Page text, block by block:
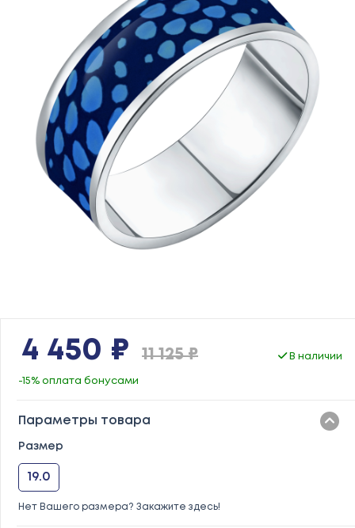
4 450 ₽ 11 125 ₽ В наличии
-15% оплата бонусами
Параметры товара
Размер
19.0
Нет Вашего размера? Закажите здесь!